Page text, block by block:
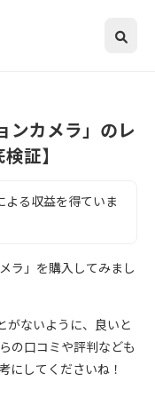
ンカメラ」のレ
証】
る収益を得ていま
ラ」を購入してみまし
がないように、良いと
の口コミや評判なども
にしてくださいね！